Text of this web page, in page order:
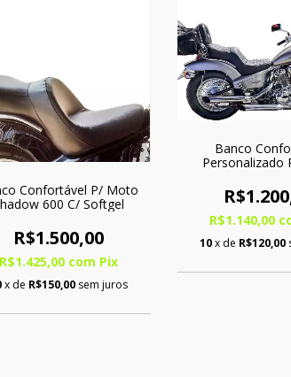
Confortável P/ Moto
600 C/ Softgel
R$1.500,00
R$1.425,00 com Pix
x de R$150,00 sem juros
Banco
Personalizado
R$1.140,00
10x de R$120,00